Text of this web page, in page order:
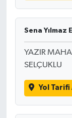
Sena Yılmaz
YAZIR
SELÇUKLU
Yol Tarifi
Genel
Politika
YEREL